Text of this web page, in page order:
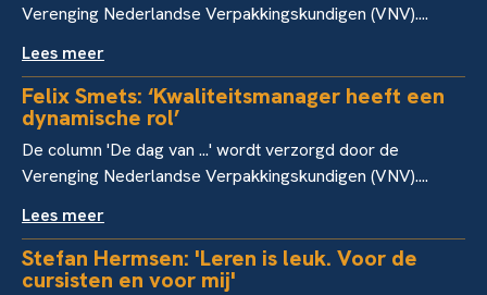
Verenging Nederlandse Verpakkingskundigen (VNV)....
Lees meer
Felix Smets: ‘Kwaliteitsmanager heeft een
dynamische rol’
De column 'De dag van ...' wordt verzorgd door de
Verenging Nederlandse Verpakkingskundigen (VNV)....
Lees meer
Stefan Hermsen: 'Leren is leuk. Voor de
cursisten en voor mij'